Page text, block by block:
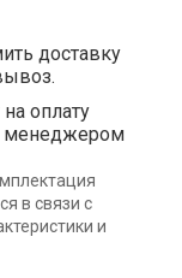
доставку
оплату
менеджером
в связи с
и